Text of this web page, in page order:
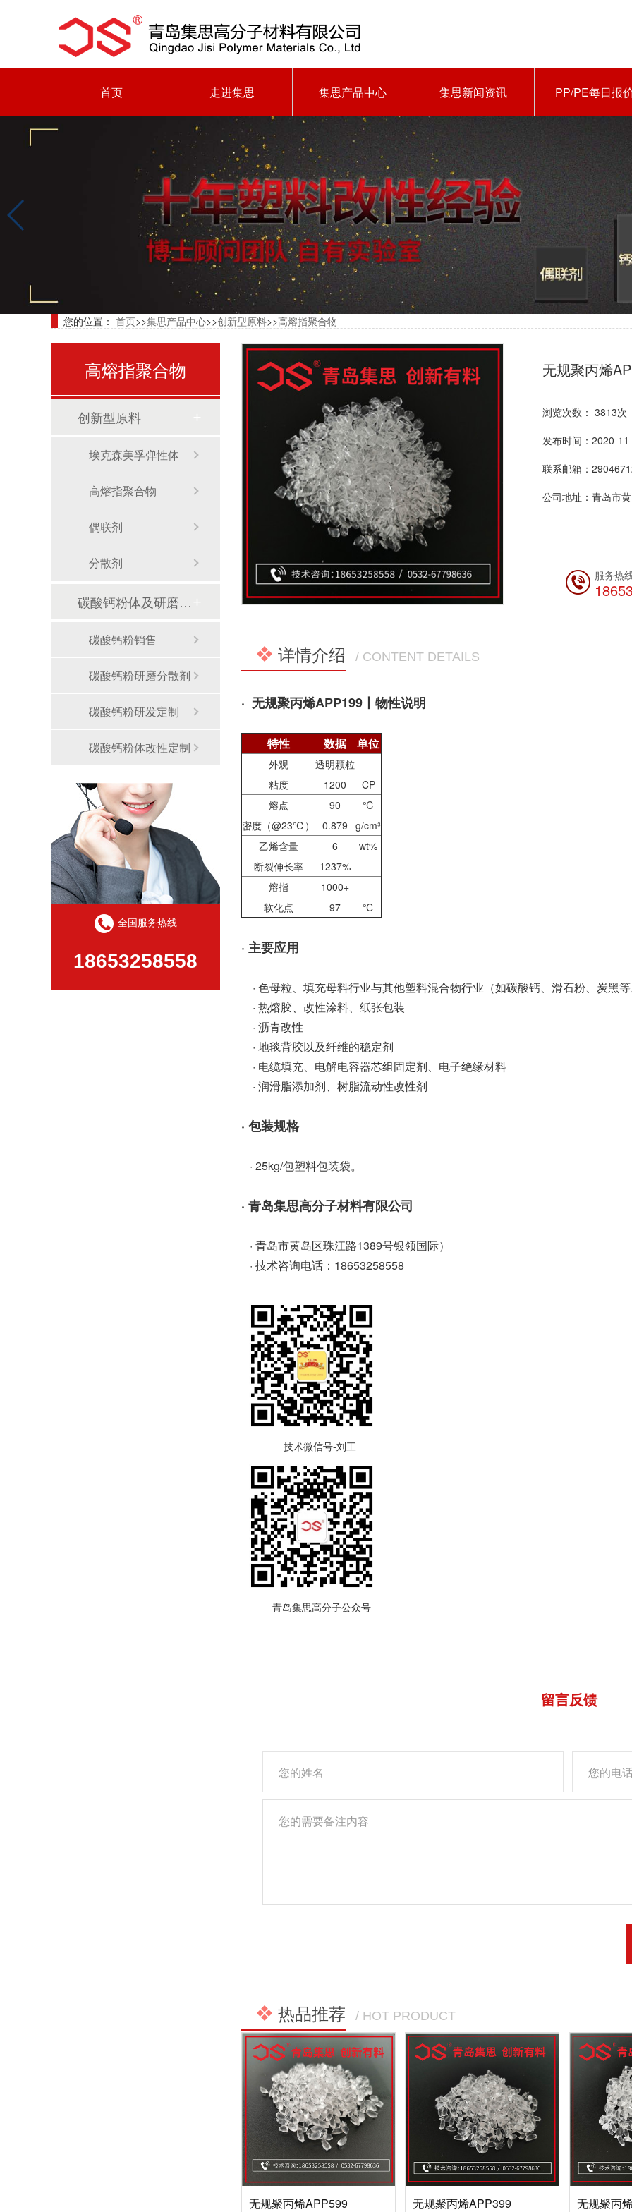
首页 走进集思 集思产品中心 集思新闻资讯 PP/PE每日报
您的位置： 首页>>集思产品中心>>创新型原料>>高熔指聚合物
高熔指聚合物
创新型原料
埃克森美孚弹性体
高熔指聚合物
偶联剂
分散剂
碳酸钙粉体及研磨分散剂
碳酸钙粉销售
碳酸钙粉研磨分散剂
碳酸钙粉研发定制
碳酸钙粉体改性定制
全国服务热线
18653258558
无规聚丙烯
浏览次数： 3813次
发布时间：2020-
联系邮箱：
公司地址：青岛市
服务热
详情介绍 / CONTENT DETAILS
· 无规聚丙烯APP199丨物性说明
特性 数据 单位
外观
透明颗粒
粘度
1200
CP
熔点
90
℃
密度（@23℃）
0.879 g/cm³
乙烯含量
6
wt%
断裂伸长率
1237%
熔指
1000+
软化点
97 ℃
· 主要应用
· 色母粒、填充母料行业与其他塑料混合物行业（如碳酸钙、滑石粉、炭黑
· 热熔胶、改性涂料、纸张包装
· 沥青改性
· 地毯背胶以及纤维的稳定剂
· 电缆填充、电解电容器芯组固定剂、电子绝缘材料
· 润滑脂添加剂、树脂流动性改性剂
· 包装规格
· 25kg/包塑料包装袋。
· 青岛集思高分子材料有限公司
· 青岛市黄岛区珠江路1389号银领国际）
· 技术咨询电话：18653258558
技术微信号-刘工
青岛集思高分子公众号
留言反馈
热品推荐 / HOT PRODUCT
无规聚丙烯APP599 无规聚丙烯APP399 无规聚丙